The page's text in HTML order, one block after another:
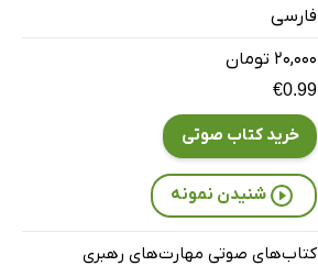
فارسی
۲۰,۰۰۰ تومان
€0.99
خرید کتاب صوتی
شنیدن نمونه
کتاب‌های صوتی مهارت‌های رهبری